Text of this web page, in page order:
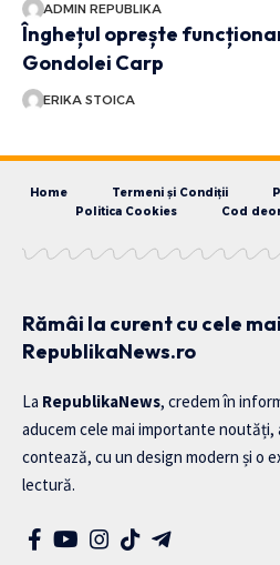
ADMIN REPUBLIKA
Înghețul oprește
Gondolei Carp
ERIKA STOICA
Home Termeni și Condiții
Politica Cookies
Cod
Rămâi la curent cu cele
RepublikaNews.ro
La RepublikaNews, credem în
aducem cele mai importante noutăți,
contează, cu un design modern și o
lectură.